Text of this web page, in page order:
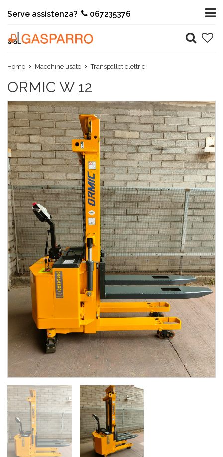
Serve assistenza? 067235376
Home Macchine usate Transpallet elettrici
ORMIC W 12